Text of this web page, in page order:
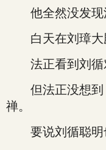
他全然没发现
白天在刘璋大
法正看到刘循
但法正没想到
禅。
要说刘循聪明